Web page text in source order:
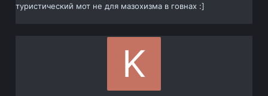
туристический мот не для мазохизма в говнах :]